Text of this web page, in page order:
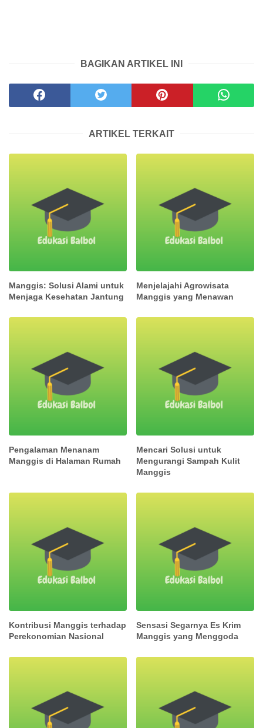
BAGIKAN ARTIKEL INI
ARTIKEL TERKAIT
Manggis: Solusi Alami untuk
Menjaga Kesehatan Jantung
Menjelajahi Agrowisata
Manggis yang Menawan
Pengalaman Menanam
Manggis di Halaman Rumah
Mencari Solusi untuk
Mengurangi Sampah Kulit
Manggis
Kontribusi Manggis terhadap
Perekonomian Nasional
Sensasi Segarnya Es Krim
Manggis yang Menggoda